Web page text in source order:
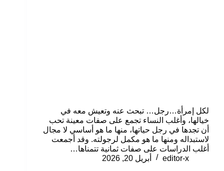
لكل إمرأة…رجل… تبحث عنه وتعيش معه في
خيالها، وأغلب النساء تجمع على صفات معينة تحب
أن تجدها في رجل حياتها، منها ما هو أساسي لا مجال
لاستبداله ومنها ما هو مكمل لرجولته. وقد أجمعت
أغلب الدراسات على صفات ثمانية تتمناها…
editor-x
أبريل 20, 2026